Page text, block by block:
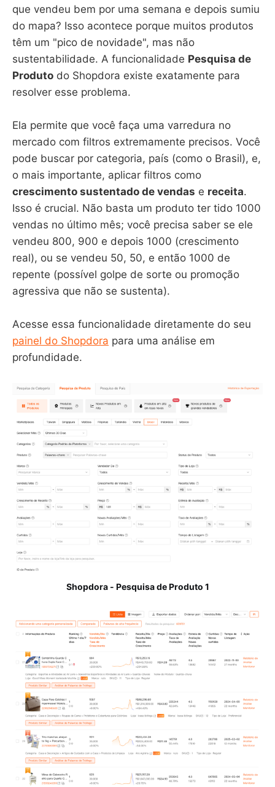
que vendeu bem por uma semana e depois sumiu
do mapa? Isso acontece porque muitos produtos
têm um "pico de novidade", mas não
sustentabilidade. A funcionalidade Pesquisa de
Produto do Shopdora existe exatamente para
resolver esse problema.
Ela permite que você faça uma varredura no
mercado com filtros extremamente precisos. Você
pode buscar por categoria, país (como o Brasil), e,
o mais importante, aplicar filtros como
crescimento sustentado de vendas e receita.
Isso é crucial. Não basta um produto ter tido 1000
vendas no último mês; você precisa saber se ele
vendeu 800, 900 e depois 1000 (crescimento
real), ou se vendeu 50, 50, e então 1000 de
repente (possível golpe de sorte ou promoção
agressiva que não se sustenta).
Acesse essa funcionalidade diretamente do seu
painel do Shopdora para uma análise em
profundidade.
Shopdora - Pesquisa de Produto 1